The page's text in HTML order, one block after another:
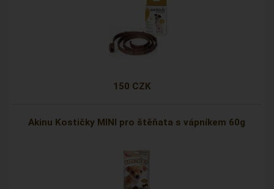
150 CZK
Akinu Kostičky MINI pro štěňata s vápníkem 60g